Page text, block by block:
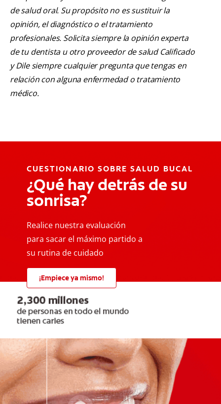
de salud oral. Su propósito no es sustituir la
opinión, el diagnóstico o el tratamiento
profesionales. Solicita siempre la opinión experta
de tu dentista u otro proveedor de salud Calificado
y Dile siempre cualquier pregunta que tengas en
relación con alguna enfermedad o tratamiento
médico.
CUESTIONARIO SOBRE SALUD BUCAL
¿Qué hay detrás de su
sonrisa?
Realice nuestra evaluación
para sacar el máximo partido a
su rutina de cuidado
¡Empiece ya mismo!